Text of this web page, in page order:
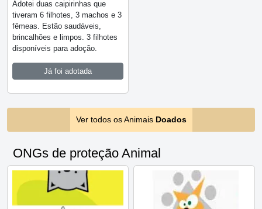
Adotei duas caipirinhas que
tiveram 6 filhotes, 3 machos e 3
fêmeas. Estão saudáveis,
brincalhões e limpos. 3 filhotes
disponíveis para adoção.
Já foi adotada
Ver todos os Animais Doados
ONGs de proteção Animal